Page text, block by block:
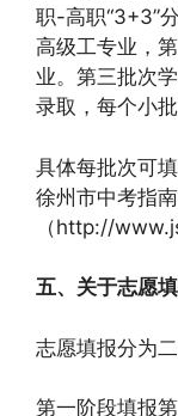
职-高职“3+3”
高级工专业，
业。第三批次
录取，每个小
具体每批次可
徐州市中考指
（http://
五、关于志愿
志愿填报分为
第一阶段填报